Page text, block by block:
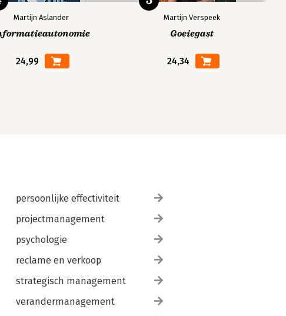
Martijn Aslander
24,99
Martijn Verspeek
Goeiegast
24,34
persoonlijke effectiviteit
projectmanagement
psychologie
reclame en verkoop
strategisch management
verandermanagement